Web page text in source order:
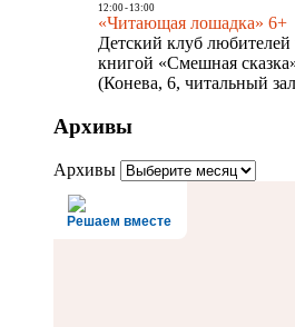
12:00- 13:00
«Читающая лошадка» 6+
Детский клуб любителей
книгой «Смешная
(Конева, 6, читальный
Архивы
Архивы
Решаем вместе